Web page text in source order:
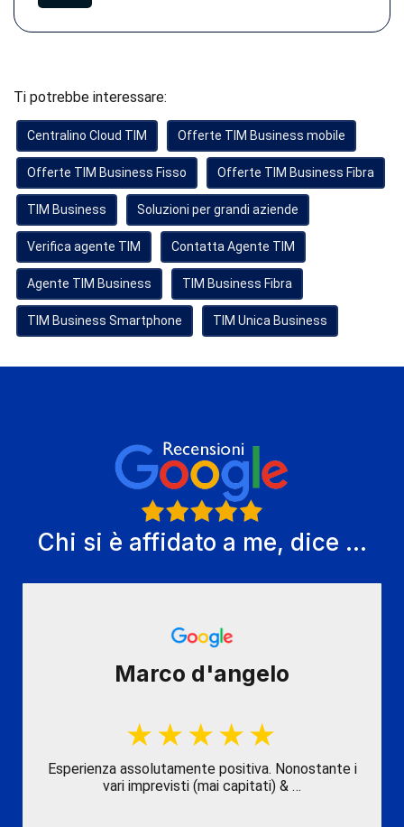
Ti potrebbe interessare:
Centralino Cloud TIM Offerte TIM Business mobile
Offerte TIM Business Fisso Offerte TIM Business Fibra
TIM Business Soluzioni per grandi aziende
Verifica agente TIM Contatta Agente TIM
Agente TIM Business TIM Business Fibra
TIM Business Smartphone TIM Unica Business
Chi si è affidato a me, dice ...
Marco d'angelo
Esperienza assolutamente positiva. Nonostante i
vari imprevisti (mai capitati) & …